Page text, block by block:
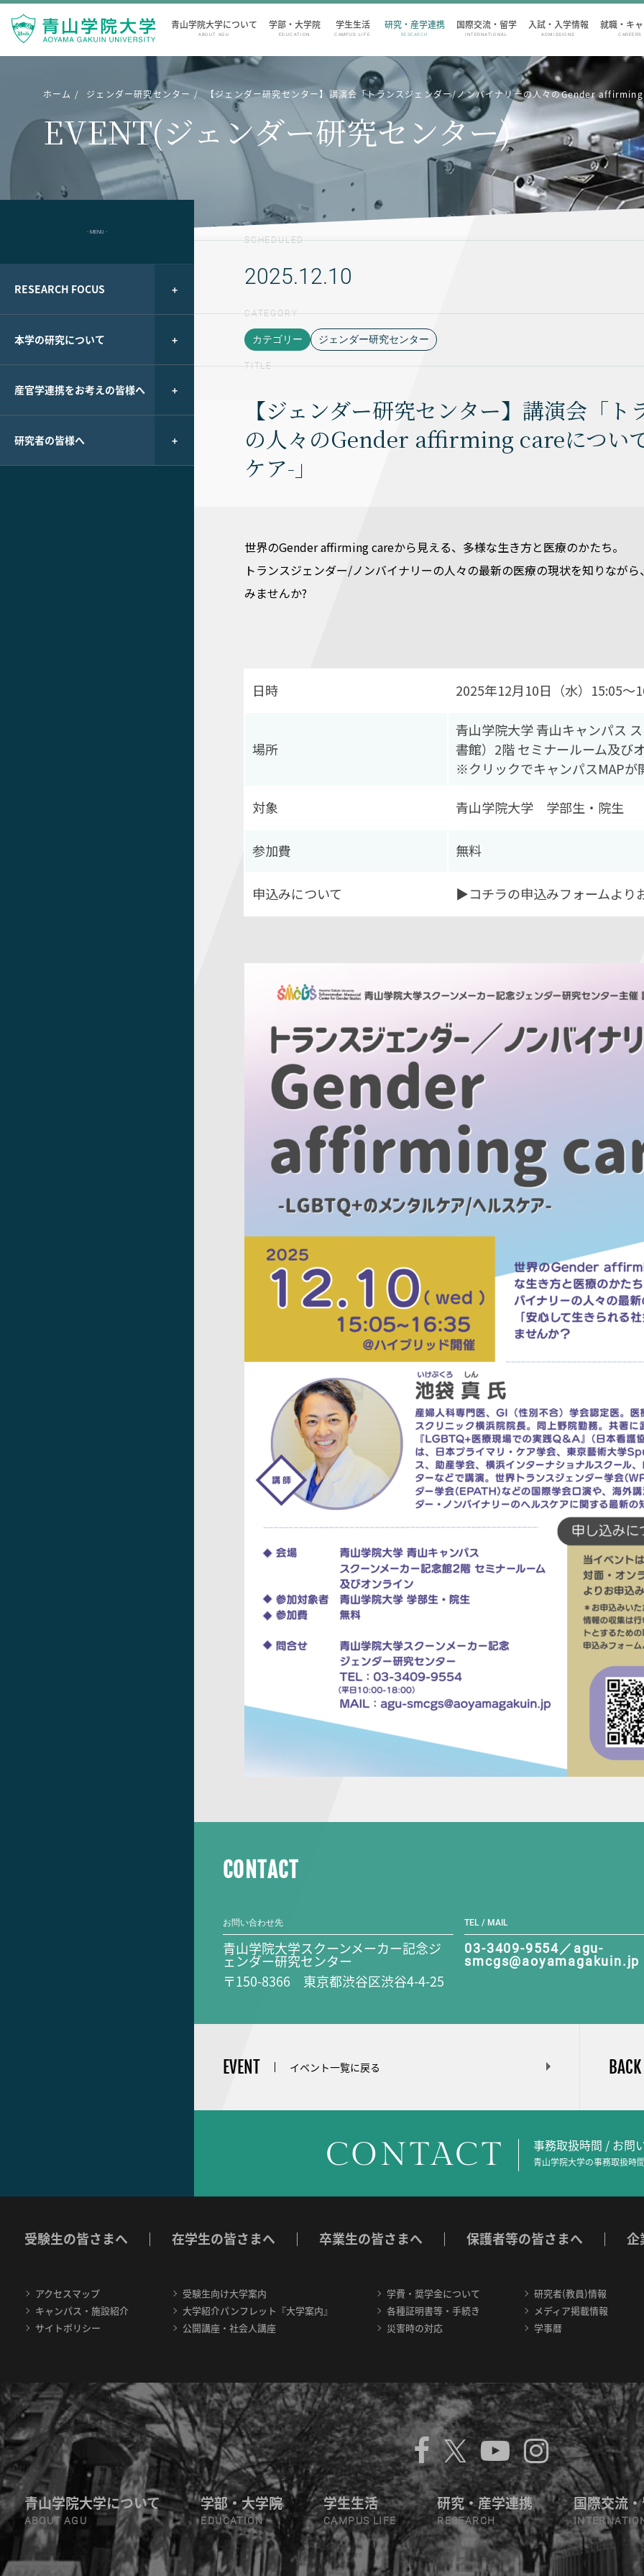
青山学院大学について
ABOUT AGU
学部・大学院
EDUCATION
学生生活
CAMPUS LIFE
研究・産学連携
RESEARCH
国際交流・留学
INTERNATIONAL
入試・入学情報
ADMISSIONS
就職・キ
CAREERS
ホーム ジェンダー研究センター 【ジェンダー研究センター】講演会「トランスジェンダー/ノンバイナリーの人々のGender
EVENT(ジェンダー研究センター)
- MENU -
RESEARCH FOCUS
本学の研究について
産官学連携をお考えの皆様へ
研究者の皆様へ
SCHEDULED
2025.12.10
CATEGORY
カテゴリー ジェンダー研究センター
TITLE
【ジェンダー研究センター】講演会「
の人々のGender affirming careについ
ケア-」
世界のGender affirming careから見える、多様な生き方と医療のかたち。
トランスジェンダー/ノンバイナリーの人々の最新の医療の現状を知りなが
みませんか?
日時 2025年12月10日（水）15:05～
場所
青山学院大学 青山キャンパス
書館）2階 セミナールーム及び
※クリックでキャンパスMAPが
対象 青山学院大学 学部生・院生
参加費 無料
申込みについて ▶コチラの申込みフォームより
CONTACT
お問い合わせ先
青山学院大学スクーンメーカー記念ジ
ェンダー研究センター
〒150-8366 東京都渋谷区渋谷4-4-25
TEL / MAIL
03-3409-9554／agu-
smcgs@aoyamagakuin.jp
EVENT イベント一覧に戻る BACK
CONTACT 事務取扱時間 / お問
青山学院大学の事務取扱時
受験生の皆さまへ 在学生の皆さまへ 卒業生の皆さまへ 保護者等の皆さまへ 企
アクセスマップ
キャンパス・施設紹介
サイトポリシー
受験生向け大学案内
大学紹介パンフレット『大学案内』
公開講座・社会人講座
学費・奨学金について
各種証明書等・手続き
災害時の対応
研究者(教員)情報
メディア掲載情報
学事暦
青山学院大学について
ABOUT AGU
学部・大学院
EDUCATION
学生生活
CAMPUS LIFE
研究・産学連携
RESEARCH
国際交流